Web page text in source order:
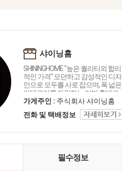
샤이닝홈
SHININGHOME "높은 퀄리티외 합리
적인 가격" 모던하고 감성적인 디자
인으로 모두를 사로 잡으며, 폭 넓은
카테고리를 자랑하는 리빙 홈데코
인테리어 샤이닝홈입니다.
가게주인 : 주식회사 샤이닝홈
전화 및 택배정보
필수정보